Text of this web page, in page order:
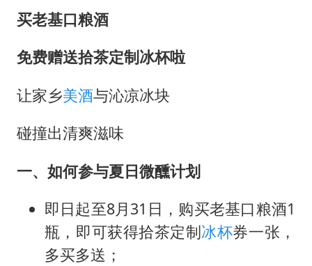
买老基口粮酒
免费赠送拾茶定制冰杯啦
让家乡美酒与沁凉冰块
碰撞出清爽滋味
一、如何参与夏日微醺计划
即日起至8月31日，购买老基口粮酒1
瓶，即可获得拾茶定制冰杯券一张，
多买多送；